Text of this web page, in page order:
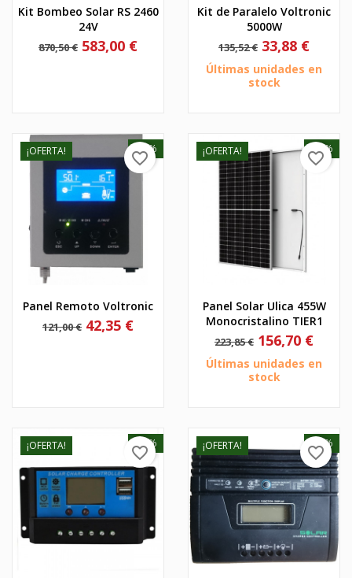
Kit Bombeo Solar RS 2460
24V
Precio
base
870,50 € Precio
583,00 €
Kit de Paralelo Voltronic
5000W
Precio
base
135,52 € Precio
33,88 €
Últimas unidades en
stock
¡OFERTA!
Panel Remoto Voltronic
Precio
base
121,00 €
-65%
Precio
42,35 €
favorite_border ¡OFERTA!
Panel Solar Ulica 455W
Monocristalino TIER1
Precio
base
223,85 €
-30%
Precio
156,70 €
Últimas unidades en
stock
favorite_border
¡OFERTA! -15%
favorite_border ¡OFERTA! -20%
favorite_border